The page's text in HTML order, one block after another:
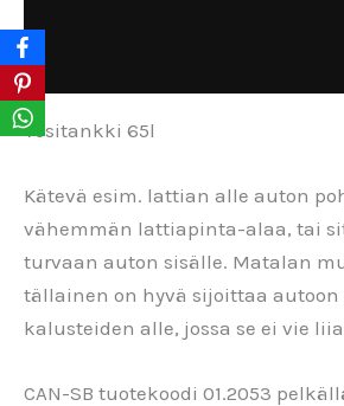
Arviot (0)
Vesitankki 65l
Kätevä esim. lattian alle auton
vähemmän lattiapinta-alaa, tai
turvaan auton sisälle. Matalan
tällainen on hyvä sijoittaa autoon
kalusteiden alle, jossa se ei vie
CAN-SB tuotekoodi 01.2053